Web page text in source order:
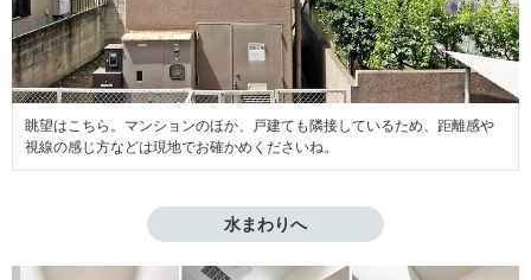
眺望はこちら。マンションのほか、戸建ても隣接しているため、距離感や
視線の感じ方などは現地でお確かめくださいね。
水まわりへ